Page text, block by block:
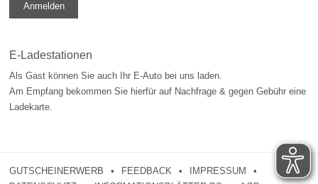
Anmelden
E-Ladestationen
Als Gast können Sie auch Ihr E-Auto bei uns laden.
Am Empfang bekommen Sie hierfür auf Nachfrage & gegen Gebühr eine
Ladekarte.
GUTSCHEINERWERB FEEDBACK
IMPRESSUM